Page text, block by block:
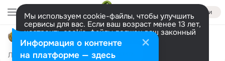
Войти
Мы используем cookie-файлы, чтобы улучшить
сервисы для вас. Если ваш возраст менее 13 лет,
настроить cookie-файлы должен ваш законный
представитель. Больше информации
Разрешить все Настроить
Национальный парк "Земля леопарда"
Лента Участники 5.4K Темы 4.4K
Информация о контенте
на платформе — здесь